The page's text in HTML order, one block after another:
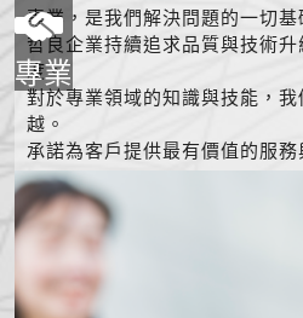
專業
專業，是我們解決問題的一切基
哲良企業持續追求品質與技術
度。
對於專業領域的知識與技能，
越。
承諾為客戶提供最有價值的服務